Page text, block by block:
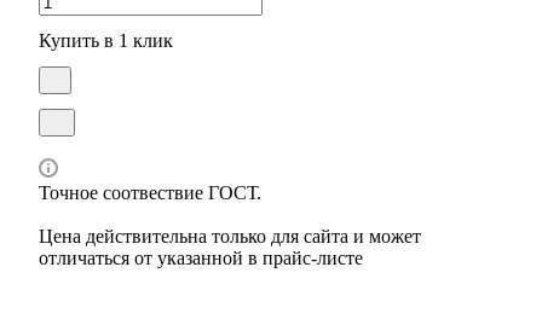
Купить в 1 клик
Точное соотвествие ГОСТ.
Цена действительна только для сайта и может
отличаться от указанной в прайс-листе